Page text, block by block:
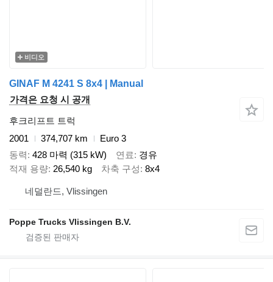
비디오
GINAF M 4241 S 8x4 | Manual
가격은 요청 시 공개
후크리프트 트럭
2001
374,707 km
Euro 3
동력 428 마력 (315 kW) 연료
경유
적재 용량 26,540 kg 차축 구성 8x4
네덜란드, Vlissingen
Poppe Trucks Vlissingen B.V.